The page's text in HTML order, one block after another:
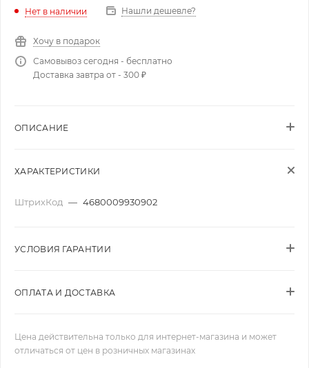
Нет в наличии Нашли дешевле?
Хочу в подарок
Самовывоз сегодня - бесплатно
Доставка завтра от - 300 ₽
ОПИСАНИЕ
ХАРАКТЕРИСТИКИ
ШтрихКод — 4680009930902
УСЛОВИЯ ГАРАНТИИ
ОПЛАТА И ДОСТАВКА
Цена действительна только для интернет-магазина и может
отличаться от цен в розничных магазинах